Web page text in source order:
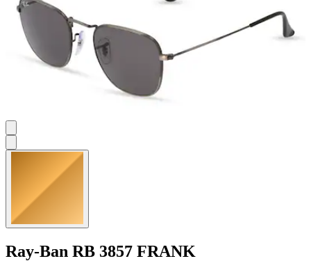
Ray-Ban RB 3857 FRANK